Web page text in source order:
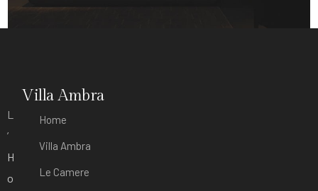
L
’
H
o
Villa Ambra
Home
Villa Ambra
Le Camere